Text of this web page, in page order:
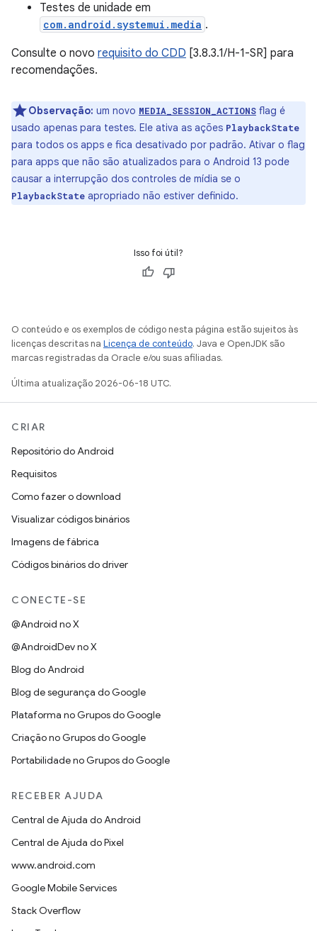
Testes de unidade em
com.android.systemui.media .
Consulte o novo requisito do CDD [3.8.3.1/H-1-SR] para
recomendações.
Observação: um novo MEDIA_SESSION_ACTIONS flag é
usado apenas para testes. Ele ativa as ações PlaybackState
para todos os apps e fica desativado por padrão. Ativar o flag
para apps que não são atualizados para o Android 13 pode
causar a interrupção dos controles de mídia se o
PlaybackState apropriado não estiver definido.
Isso foi útil?
O conteúdo e os exemplos de código nesta página estão sujeitos às
licenças descritas na Licença de conteúdo. Java e OpenJDK são
marcas registradas da Oracle e/ou suas afiliadas.
Última atualização 2026-06-18 UTC.
CRIAR
Repositório do Android
Requisitos
Como fazer o download
Visualizar códigos binários
Imagens de fábrica
Códigos binários do driver
CONECTE-SE
@Android no X
@AndroidDev no X
Blog do Android
Blog de segurança do Google
Plataforma no Grupos do Google
Criação no Grupos do Google
Portabilidade no Grupos do Google
RECEBER AJUDA
Central de Ajuda do Android
Central de Ajuda do Pixel
www.android.com
Google Mobile Services
Stack Overflow